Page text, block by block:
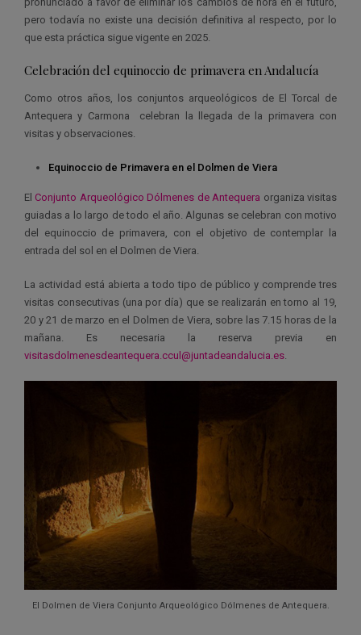
pero todavía no existe una decisión definitiva al respecto, por lo
que esta práctica sigue vigente en 2025.
Celebración del equinoccio de primavera en Andalucía
Como otros años, los conjuntos arqueológicos de El Torcal de
Antequera y Carmona celebran la llegada de la primavera con
visitas y observaciones.
Equinoccio de Primavera en el Dolmen de Viera
El Conjunto Arqueológico Dólmenes de Antequera organiza visitas
guiadas a lo largo de todo el año. Algunas se celebran con motivo
del equinoccio de primavera, con el objetivo de contemplar la
entrada del sol en el Dolmen de Viera.
La actividad está abierta a todo tipo de público y comprende tres
visitas consecutivas (una por día) que se realizarán en torno al 19,
20 y 21 de marzo en el Dolmen de Viera, sobre las 7.15 horas de la
mañana. Es necesaria la reserva previa en
visitasdolmenesdeantequera.ccul@juntadeandalucia.es.
El Dolmen de Viera Conjunto Arqueológico Dólmenes de Antequera.